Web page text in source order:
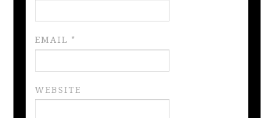
EMAIL*
WEBSITE